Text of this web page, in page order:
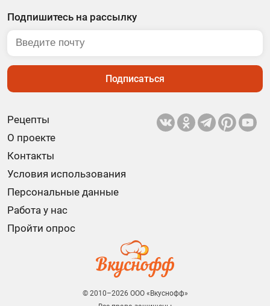
Рецепты
О проекте
Контакты
Условия использования
Персональные данные
Работа у нас
Пройти опрос
Подпишитесь на рассылку
Подписаться
© 2010–2026 ООО «Вкуснофф»